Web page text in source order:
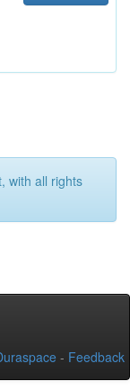
with all rights
- Feedback